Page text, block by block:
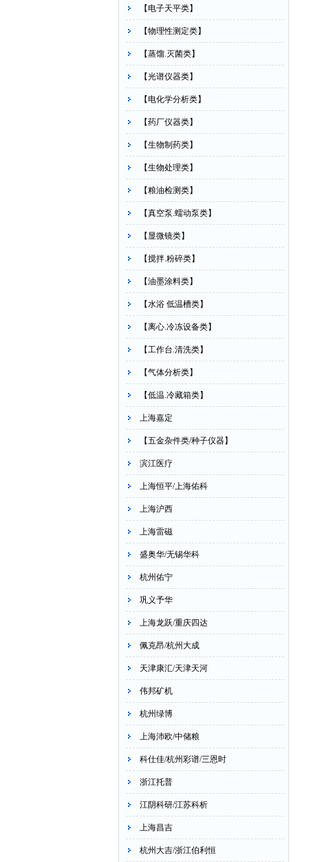
【电子天平类】
【物理性测定类】
【蒸馏.灭菌类】
【光谱仪器类】
【电化学分析类】
【药厂仪器类】
【生物制药类】
【生物处理类】
【粮油检测类】
【真空泵.蠕动泵类】
【显微镜类】
【搅拌.粉碎类】
【油墨涂料类】
【水浴 低温槽类】
【离心.冷冻设备类】
【工作台.清洗类】
【气体分析类】
【低温.冷藏箱类】
上海嘉定
【五金杂件类/种子仪器】
滨江医疗
上海恒平/上海佑科
上海沪西
上海雷磁
盛奥华/无锡华科
杭州佑宁
巩义予华
上海龙跃/重庆四达
佩克昂/杭州大成
天津康汇/天津天河
伟邦矿机
杭州绿博
上海沛欧/中储粮
科仕佳/杭州彩谱/三恩时
浙江托普
江阴科研/江苏科析
上海昌吉
杭州大吉/浙江伯利恒